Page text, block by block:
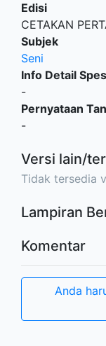
Edisi
CETAKAN
Subjek
Seni
Info Detail
-
Pernyataan
-
Versi lain/
Tidak tersedia
Lampiran
Komentar
Anda